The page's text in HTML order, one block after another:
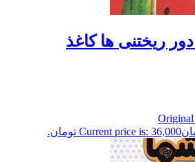
ریختنی ها کاغذ
Original
Current price is: 36,000 تومان.